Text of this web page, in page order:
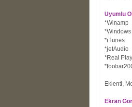
Uyumlu
*Winamp
*iTunes
*jetAudio
*Real
Eklenti,
Ekran